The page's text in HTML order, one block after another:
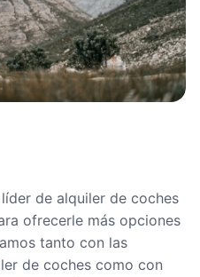
de alquiler de coches
ofrecerle más opciones
tanto con las
de coches como con